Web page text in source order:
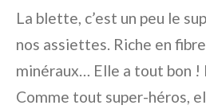
La blette, c’est un peu le
nos assiettes. Riche en
minéraux… Elle a tout bon !
Comme tout super-héros,